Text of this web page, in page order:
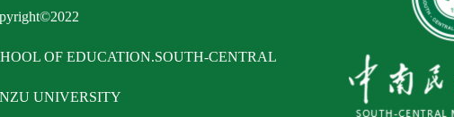
OF EDUCATION.SOUTH-CENTRAL
UNIVERSITY